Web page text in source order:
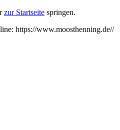
zur Startseite springen.
https://www.moosthenning.de//